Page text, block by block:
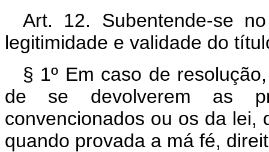
Art. 12. Subentende-se
legitimidade e validade do
§ 1º Em caso de
de se devolverem as
convencionados ou os da lei,
quando provada a má fé,